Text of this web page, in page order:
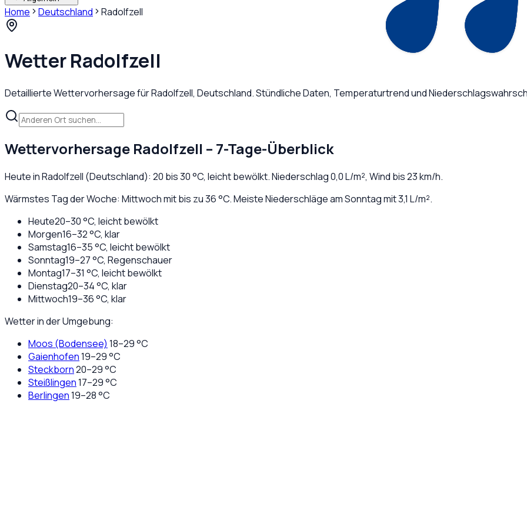
Home Deutschland Radolfzell
WetterRadolfzell
Detaillierte Wettervorhersage fürRadolfzell, Deutschland. Stündliche Daten, Temperaturtrend und
Wettervorhersage Radolfzell – 7-Tage-Überblick
Heute inRadolfzell (Deutschland): 20 bis30°C, leicht bewölkt. Niederschlag0,0L/m², Wind bis23km/h.
Wärmstes Tag der Woche: Mittwoch mit bis zu 36 °C. Meiste Niederschläge am Sonntag mit 3,1 L/m².
Heute20–30°C, leicht bewölkt
Morgen16–32°C, klar
Samstag16–35°C, leicht bewölkt
Sonntag19–27°C, Regenschauer
Montag17–31 °C, leicht bewölkt
Dienstag20–34°C, klar
Mittwoch19–36°C, klar
Wetter in der Umgebung:
Moos (Bodensee) 18–29°C
Gaienhofen19–29°C
Steckborn20–29°C
Steißlingen17–29°C
Berlingen19–28°C